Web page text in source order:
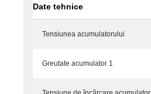
Date tehnice
Tensiunea acumulatorului
Greutate acumulator 1